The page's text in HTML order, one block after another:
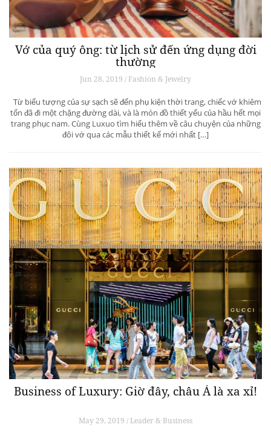
Vớ của quý ông: từ lịch sử đến ứng dụng đời
thường
Jun 28, 2019 / Fashion & Jewelry
Từ biểu tượng của sự sạch sẽ đến phụ kiện thời trang, chiếc vớ khiêm
tốn đã đi một chặng đường dài, và là món đồ thiết yếu của hầu hết mọi
trang phục nam. Cùng Luxuo tìm hiểu thêm về câu chuyện của những
đôi vớ qua các mẫu thiết kế mới nhất […]
Business of Luxury: Giờ đây, châu Á là xa xỉ!
May 29, 2019 / Leader & Business